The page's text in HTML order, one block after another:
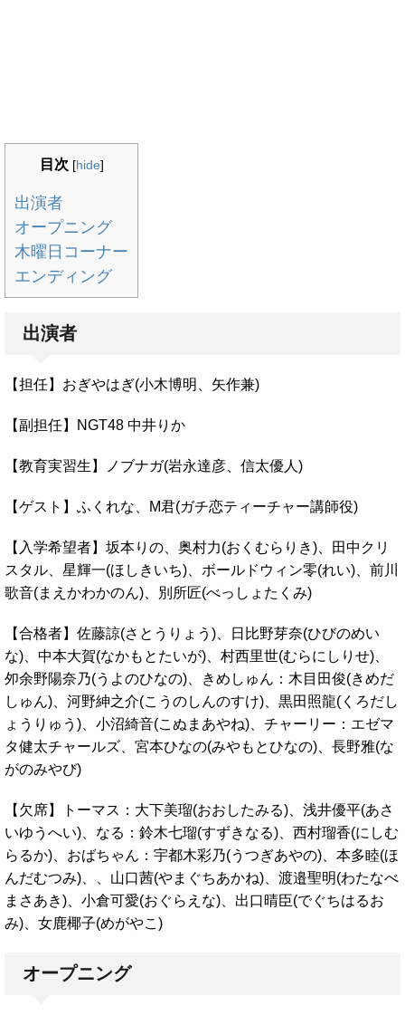
目次 [hide]
出演者
オープニング
木曜日コーナー
エンディング
出演者
【担任】おぎやはぎ(小木博明、矢作兼)
【副担任】NGT48 中井りか
【教育実習生】ノブナガ(岩永達彦、信太優人)
【ゲスト】ふくれな、M君(ガチ恋ティーチャー講師役)
【入学希望者】坂本りの、奥村力(おくむらりき)、田中クリ
スタル、星輝一(ほしきいち)、ボールドウィン零(れい)、前川
歌音(まえかわかのん)、別所匠(べっしょたくみ)
【合格者】佐藤諒(さとうりょう)、日比野芽奈(ひびのめい
な)、中本大賀(なかもとたいが)、村西里世(むらにしりせ)、
夘余野陽奈乃(うよのひなの)、きめしゅん：木目田俊(きめだ
しゅん)、河野紳之介(こうのしんのすけ)、黒田照龍(くろだし
ょうりゅう)、小沼綺音(こぬまあやね)、チャーリー：エゼマ
タ健太チャールズ、宮本ひなの(みやもとひなの)、長野雅(な
がのみやび)
【欠席】トーマス：大下美瑠(おおしたみる)、浅井優平(あさ
いゆうへい)、なる：鈴木七瑠(すずきなる)、西村瑠香(にしむ
らるか)、おばちゃん：宇都木彩乃(うつぎあやの)、本多睦(ほ
んだむつみ)、、山口茜(やまぐちあかね)、渡邉聖明(わたなべ
まさあき)、小倉可愛(おぐらえな)、出口晴臣(でぐちはるお
み)、女鹿椰子(めがやこ)
オープニング